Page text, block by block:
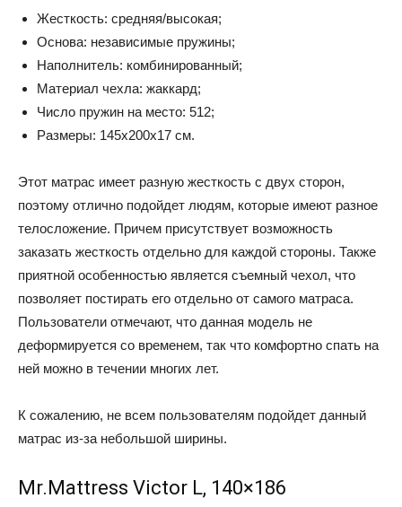
Жесткость: средняя/высокая;
Основа: независимые пружины;
Наполнитель: комбинированный;
Материал чехла: жаккард;
Число пружин на место: 512;
Размеры: 145x200x17 см.
Этот матрас имеет разную жесткость с двух сторон,
поэтому отлично подойдет людям, которые имеют разное
телосложение. Причем присутствует возможность
заказать жесткость отдельно для каждой стороны. Также
приятной особенностью является съемный чехол, что
позволяет постирать его отдельно от самого матраса.
Пользователи отмечают, что данная модель не
деформируется со временем, так что комфортно спать на
ней можно в течении многих лет.
К сожалению, не всем пользователям подойдет данный
матрас из-за небольшой ширины.
Mr.Mattress Victor L, 140×186